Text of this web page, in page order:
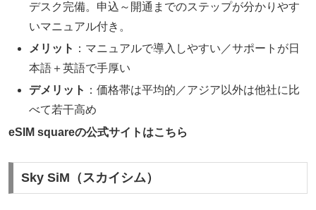
デスク完備。申込～開通までのステップが分かりやす
いマニュアル付き。
メリット ：マニュアルで導入しやすい／サポートが日
本語＋英語で手厚い
デメリット ：価格帯は平均的／アジア以外は他社に比
べて若干高め
eSIM squareの公式サイトはこちら
Sky SiM（スカイシム）